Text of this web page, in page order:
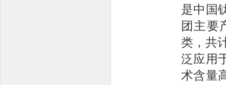
是中国
团主要
类，共
泛应用
术含量